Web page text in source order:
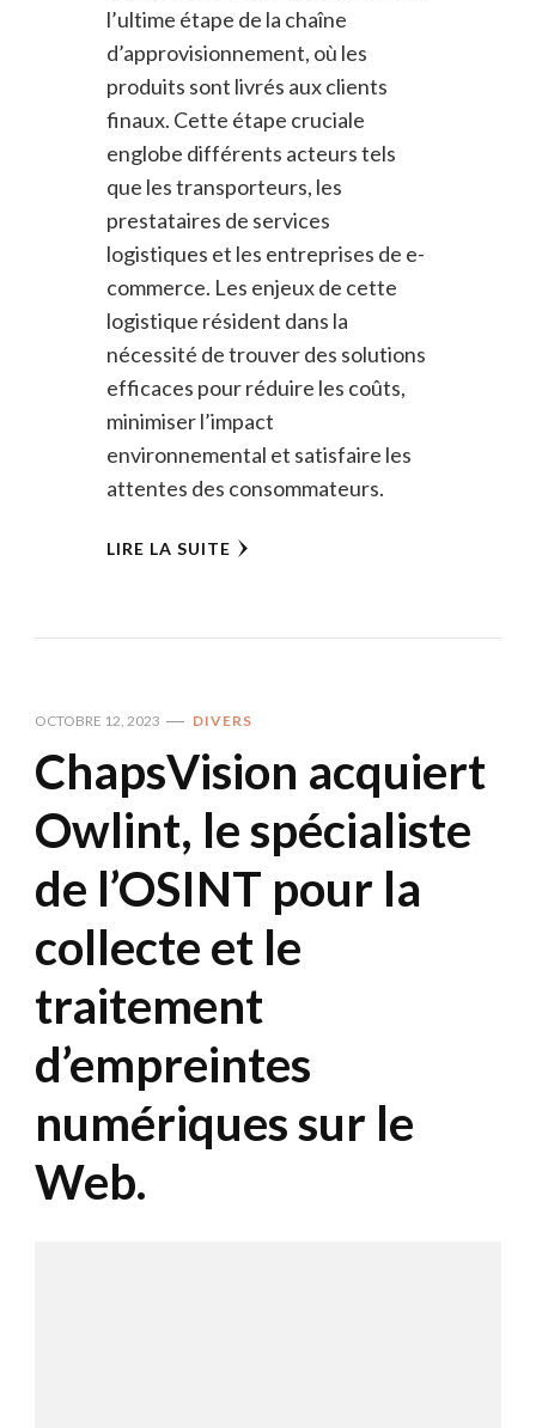
l’ultime étape de la chaîne
d’approvisionnement, où les
produits sont livrés aux clients
finaux. Cette étape cruciale
englobe différents acteurs tels
que les transporteurs, les
prestataires de services
logistiques et les entreprises de e-
commerce. Les enjeux de cette
logistique résident dans la
nécessité de trouver des solutions
efficaces pour réduire les coûts,
minimiser l’impact
environnemental et satisfaire les
attentes des consommateurs.
LIRE LA SUITE
OCTOBRE 12, 2023 DIVERS
ChapsVision acquiert
Owlint, le spécialiste
de l’OSINT pour la
collecte et le
traitement
d’empreintes
numériques sur le
Web.